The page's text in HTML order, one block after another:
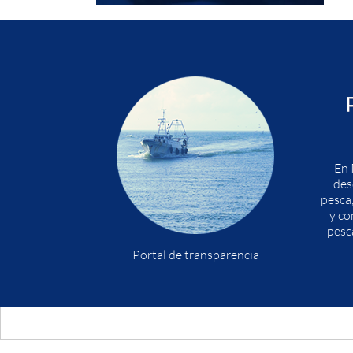
Portal de transparencia
En
y